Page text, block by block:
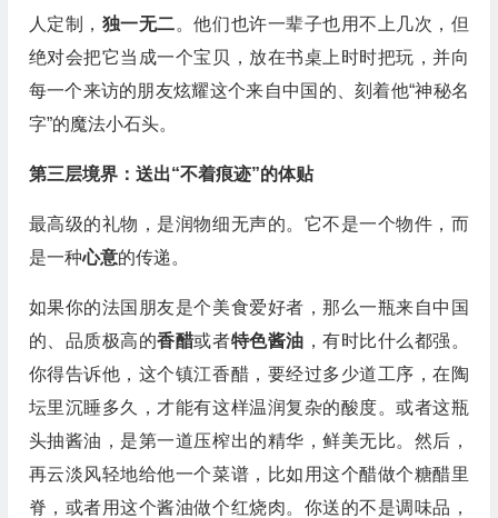
人定制， 独一无二。他们也许一辈子也用不上几次，但
绝对会把它当成一个宝贝，放在书桌上时时把玩，并向
每一个来访的朋友炫耀这个来自中国的、刻着他“神秘名
字”的魔法小石头。
第三层境界：送出“不着痕迹”的体贴
最高级的礼物，是润物细无声的。它不是一个物件，而
是一种心意的传递。
如果你的法国朋友是个美食爱好者，那么一瓶来自中国
的、品质极高的香醋或者特色酱油 ，有时比什么都强。
你得告诉他，这个镇江香醋，要经过多少道工序，在陶
坛里沉睡多久，才能有这样温润复杂的酸度。或者这瓶
头抽酱油，是第一道压榨出的精华，鲜美无比。然后，
再云淡风轻地给他一个菜谱，比如用这个醋做个糖醋里
脊，或者用这个酱油做个红烧肉。你送的不是调味品，